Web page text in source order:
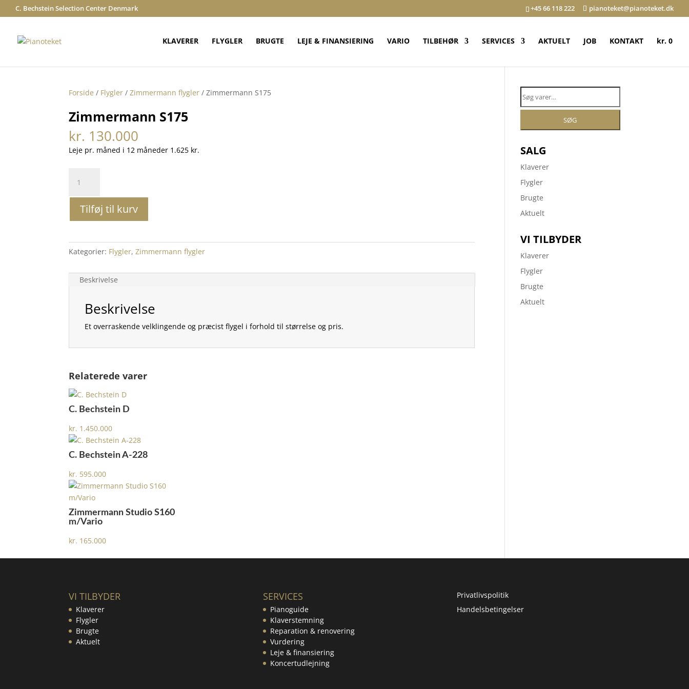
+45 66 118 222 pianoteket@pianoteket.dk
C. Bechstein Selection Center Denmark
KLAVERER FLYGLER BRUGTE LEJE & FINANSIERING VARIO TILBEHØR SERVICES AKTUELT JOB KONTAKT kr. 0
Forside / Flygler /Zimmermann flygler / Zimmermann S175
Zimmermann S175
kr. 130.000
Leje pr. måned i 12 måneder 1.625 kr.
S175
antal
Tilføj til kurv
Kategorier: Flygler,Zimmermann flygler
Beskrivelse
Beskrivelse
Et overraskende velklingende og præcist flygel i forhold til størrelse og pris.
Relaterede varer
C. Bechstein D
kr. 1.450.000
C. Bechstein A-228
kr. 595.000
Zimmermann Studio S160
m/Vario
kr. 165.000
efter:
SØG
SALG
Klaverer
Flygler
Brugte
Aktuelt
VI TILBYDER
Klaverer
Flygler
Brugte
Aktuelt
VI TILBYDER
Klaverer
Flygler
Brugte
Aktuelt
SERVICES
Pianoguide
Klaverstemning
Reparation & renovering
Vurdering
Leje & finansiering
Koncertudlejning
Privatlivspolitik
Handelsbetingelser